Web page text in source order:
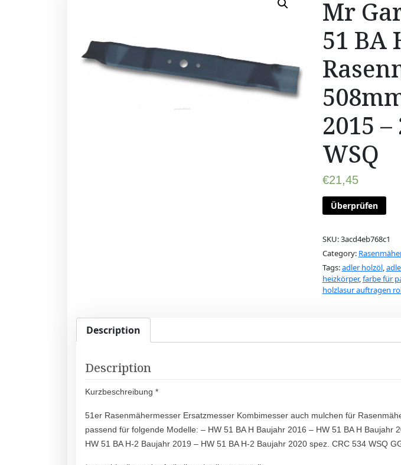
Mr
51 BA
2015 –
WSQ
€21,45
Überprüfen
SKU:3acd4eb768c1
Category:
Tags:adler holzöl,
heizkörper,farbe für
holzlasur auftragen
Description
Description
Kurzbeschreibung *
51er Rasenmähermesser Ersatzmesser Kombimesser auch mulchen für
passend für folgende Modelle: – HW 51 BA H Baujahr 2016 – HW 51 BA H Baujahr
HW 51 BA H-2 Baujahr 2019 – HW 51 BA H-2 Baujahr 2020 spez. CRC 534 WSQ